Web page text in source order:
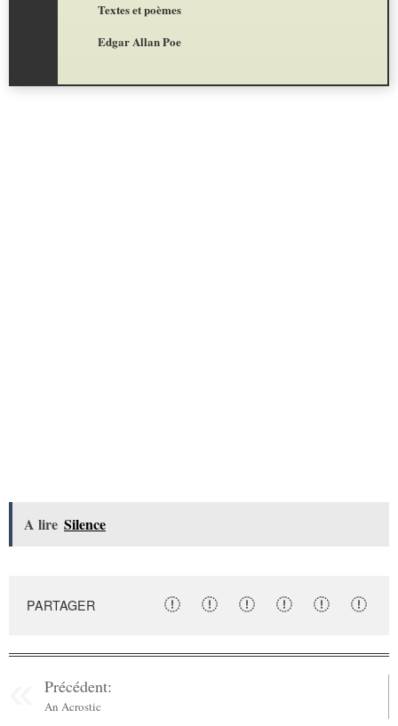
Textes et poèmes
Edgar Allan Poe
A lire Silence
PARTAGER
Précédent:
An Acrostic